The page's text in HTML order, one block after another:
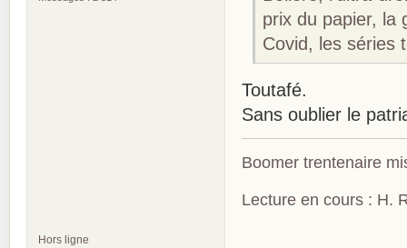
prix du papier, la
Covid, les séries
Toutafé.
Sans oublier le
Boomer trentenaire
Lecture en cours : H.
Hors ligne